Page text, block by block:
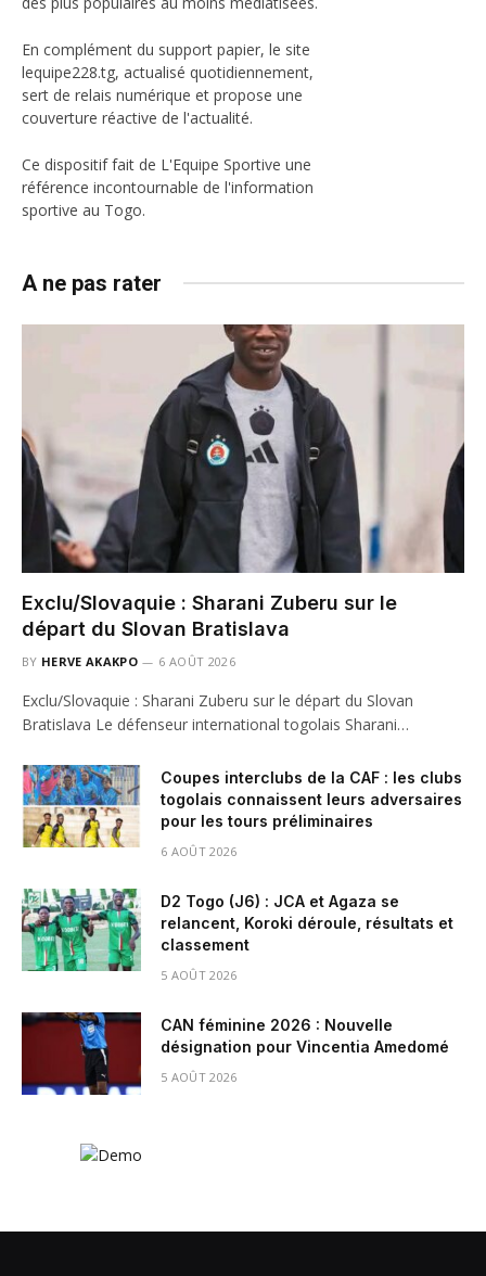
En complément du support papier, le site
lequipe228.tg, actualisé quotidiennement,
sert de relais numérique et propose une
couverture réactive de l'actualité.
Ce dispositif fait de L'Equipe Sportive une
référence incontournable de l'information
sportive au Togo.
A ne pas rater
Exclu/Slovaquie : Sharani Zuberu sur le
départ du Slovan Bratislava
BY HERVE AKAKPO 6 AOÛT 2026
Exclu/Slovaquie : Sharani Zuberu sur le départ du Slovan
Bratislava Le défenseur international togolais Sharani…
Coupes interclubs de la CAF : les clubs
togolais connaissent leurs adversaires
pour les tours préliminaires
6 AOÛT 2026
D2 Togo (J6) : JCA et Agaza se
relancent, Koroki déroule, résultats et
classement
5 AOÛT 2026
CAN féminine 2026 : Nouvelle
désignation pour Vincentia Amedomé
5 AOÛT 2026